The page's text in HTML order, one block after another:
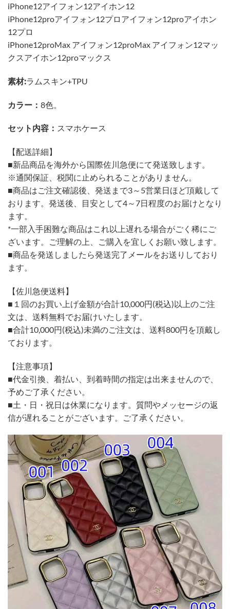
iPhone12アイフォン12アイホン12
iPhone12proアイフォン12プロアイフォン12proアイホン
12プロ
iPhone12proMax アイフォン12proMax アイフォン12マッ
クスアイホン12proマックス
素材:ラムスキン+TPU
カラー： 8色。
セット内容： スマホケース
【配送詳細】
■新品商品を海外から国際佐川急便にて発送致します。
※通関保証、税関に止められることがありません。
■商品はご注文確認後、発送まで3～5営業日ほど頂戴して
おります。発送後、目安として4～7日程度のお届けとなり
ます。
*一部入手困難な商品はこれ以上遅れる場合がごく稀にご
ざいます。ご理解の上、ご購入を宜しくお願い致します。
■商品を発送しましたら発送完了メールをお送りしており
ます。
【佐川急便送料】
■１回のお買い上げ金額が合計10,000円(税込)以上のご注
文は、送料無料でお届けいたします。
■合計10,000円(税込)未満のご注文は、送料800円を頂戴し
ております。
【注意事項】
■代金引換、着払い、到着時間の指定は出来ませんので、
予めご了承ください。
■土・日・祝日は休業になります。質問やメッセージの返
信が遅れることがございます。ご了承ください。